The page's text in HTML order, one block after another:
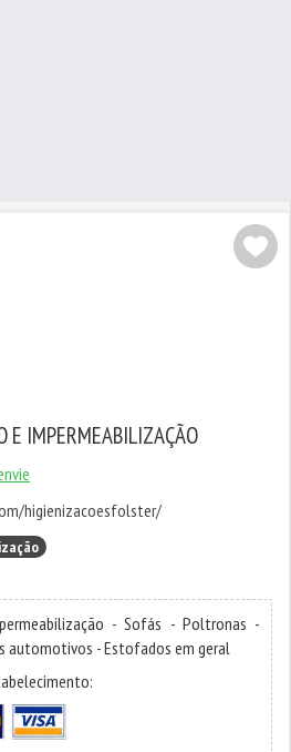
E IMPERMEABILIZAÇÃO
higienizacoesfolster/
- Sofás - Poltronas -
automotivos - Estofados em geral